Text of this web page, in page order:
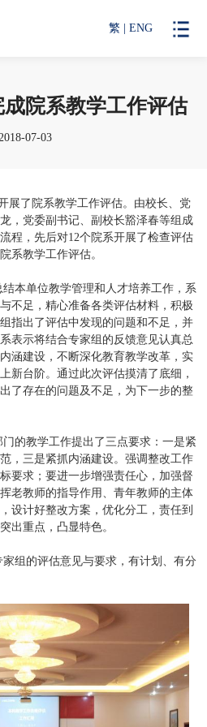
繁 ENG
院系教学工作评估
07-03
展了院系教学工作评估。由校长、党
，党委副书记、副校长豁泽春等组成
程，先后对12个院系开展了检查评估
系教学工作评估。
本单位教学管理和人才培养工作，系
不足，精心准备各类评估材料，积极
指出了评估中发现的问题和不足，并
表示将结合专家组的反馈意见认真总
涵建设，不断深化教育教学改革，实
新台阶。通过此次评估摸清了底细，
了存在的问题及不足，为下一步的整
的教学工作提出了三点要求：一是紧
，三是紧抓内涵建设。强调整改工作
要求；要进一步增强责任心，加强督
老教师的指导作用、青年教师的主体
设计好整改方案，优化分工，责任到
出重点，凸显特色。
家组的评估意见与要求，有计划、有分